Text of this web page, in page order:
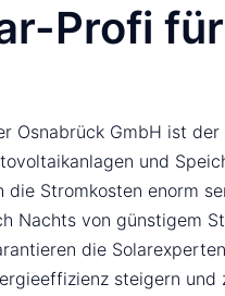
Profi
Osnabrück GmbH ist
und
Stromkosten enorm
Nachts von günstigem
die
steigern und